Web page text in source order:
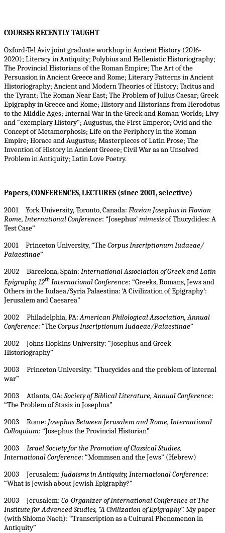
COURSES RECENTLY TAUGHT
Oxford-Tel Aviv joint graduate workhop in Ancient History (2016-
2020); Literacy in Antiquity; Polybius and Hellenistic Historiography;
The Provincial Historians of the Roman Empire; The Art of the
Persuasion in Ancient Greece and Rome; Literary Patterns in Ancient
Historiography; Ancient and Modern Theories of History; Tacitus and
the Tyrant; The Roman Near East; The Problem of Julius Caesar; Greek
Epigraphy in Greece and Rome; History and Historians from Herodotus
to the Middle Ages; Internal War in the Greek and Roman Worlds; Livy
and “exemplary History”; Augustus, the First Emperor; Ovid and the
Concept of Metamorphosis; Life on the Periphery in the Roman
Empire; Horace and Augustus; Masterpieces of Latin Prose; The
Invention of History in Ancient Greece; Civil War as an Unsolved
Problem in Antiquity; Latin Love Poetry.
Papers, CONFERENCES, LECTURES (since 2001, selective)
2001 York University, Toronto, Canada: Flavian Josephus in Flavian
Rome, International Conference: “Josephus’mimesisof Thucydides: A
Test Case”
2001 Princeton University, “TheCorpus Inscriptionum Iudaeae/
Palaestinae”
2002 Barcelona, Spain: International Association of Greek and Latin
Epigraphy, 12th International Conference: “Greeks, Romans, Jews and
Others in the Iudaea/Syria Palaestina: ‘A Civilization of Epigraphy’:
Jerusalem and Caesarea”
2002 Philadelphia, PA:American Philological Association, Annual
Conference: “TheCorpus Inscriptionum Iudaeae/Palaestinae”
2002 Johns Hopkins University: “Josephus and Greek
Historiography”
2003 Princeton University: “Thucycides and the problem of internal
war”
2003 Atlanta, GA: Society of Biblical Literature, Annual Conference:
“The Problem of Stasis in Josephus”
2003 Rome: Josephus Between Jerusalem and Rome, International
Colloquium: “Josephus the Provincial Historian”
2003 Israel Society for the Promotion of Classical Studies,
International Conference: “Mommsen and the Jews” (Hebrew)
2003 Jerusalem: Judaisms in Antiquity, International Conference:
“What is Jewish about Jewish Epigraphy?”
2003 Jerusalem: Co-Organizer of International Conference at The
Institute for Advanced Studies, “A Civilization of Epigraphy”. My paper
(with Shlomo Naeh): “Transcription as a Cultural Phenomenon in
Antiquity”